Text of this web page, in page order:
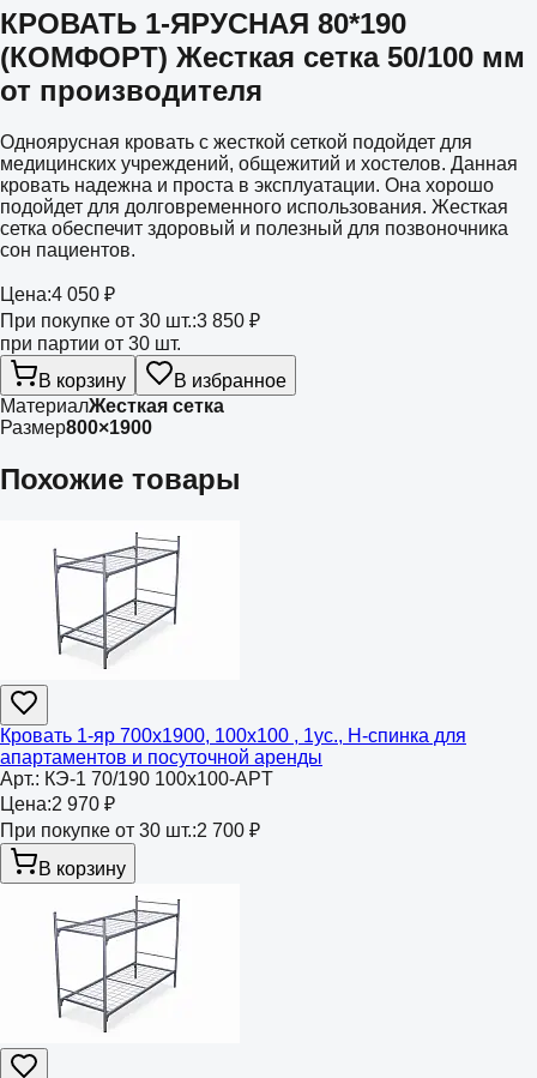
КРОВАТЬ 1-ЯРУСНАЯ 80*190
(КОМФОРТ) Жесткая сетка 50/100 мм
от производителя
Одноярусная кровать с жесткой сеткой подойдет для
медицинских учреждений, общежитий и хостелов. Данная
кровать надежна и проста в эксплуатации. Она хорошо
подойдет для долговременного использования. Жесткая
сетка обеспечит здоровый и полезный для позвоночника
сон пациентов.
Цена:4 050 ₽
При покупке от 30 шт.:3 850 ₽
при партии от 30 шт.
В корзину
В избранное
МатериалЖесткая сетка
Размер800×1900
Похожие товары
Кровать 1-яр 700х1900, 100х100 , 1ус., Н-спинка для
апартаментов и посуточной аренды
Арт.: КЭ-1 70/190 100х100-APT
Цена:2 970 ₽
При покупке от 30 шт.:2 700 ₽
В корзину